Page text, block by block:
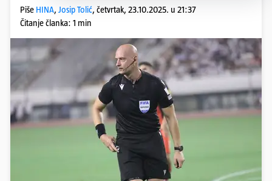
Piše HINA, Josip Tolić, četvrtak, 23.10.2025. u 21:37
Čitanje članka: 1 min